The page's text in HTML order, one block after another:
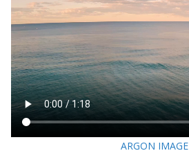
ARGON IMAGE